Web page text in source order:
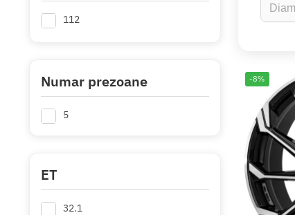
-8%
112
Numar prezoane
5
ET
32.1